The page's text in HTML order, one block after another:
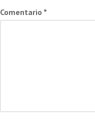
Comentario *